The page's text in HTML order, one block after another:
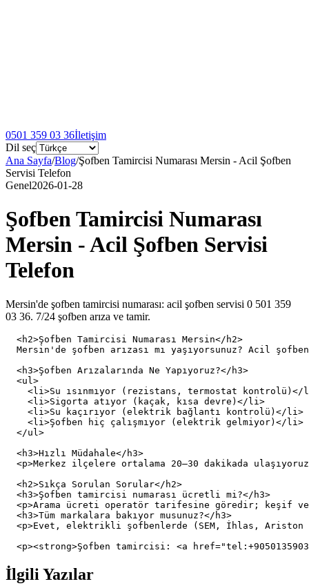
0501 359 03 36İletişim
Dil seç
Ana Sayfa/Blog/Şofben Tamircisi Numarası Mersin - Acil Şofben
Servisi Telefon
Genel2026-01-28
Şofben Tamircisi Numarası
Mersin - Acil Şofben Servisi
Telefon
Mersin'de şofben tamircisi numarası: acil şofben servisi 0 501 359
03 36. 7/24 şofben arıza ve tamir.
  <h2>Şofben Tamircisi Numarası Mersin</h2>
Mersin'de şofben arızası mı yaşıyorsunuz? Acil
  <h3>Şofben Arızalarında Ne Yapıyoruz?</h3>
  <ul>
<li>Su ısınmıyor (rezistans, termostat kontrolü)</
    <li>Sigorta atıyor (kaçak, kısa devre)</li>
    <li>Su kaçırıyor (elektrik bağlantı kontrolü)</li>
    <li>Şofben hiç çalışmıyor (elektrik gelmiyor)</li>
  </ul>
  <h3>Hızlı Müdahale</h3>
<p>Merkez ilçelere ortalama 20–30 dakikada
  <h2>Sıkça Sorulan Sorular</h2>
  <h3>Şofben tamircisi numarası ücretli mi?</h3>
<p>Arama ücreti operatör tarifesine göredir; keşif
  <h3>Tüm markalara bakıyor musunuz?</h3>
<p>Evet, elektrikli şofbenlerde (SEM, İhlas,
İlgili Yazılar